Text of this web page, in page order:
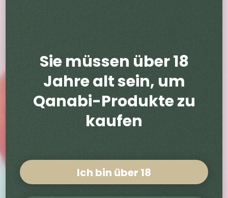
Sie müssen über 18
Jahre alt sein, um
Qanabi-Produkte zu
kaufen
Ich bin über 18